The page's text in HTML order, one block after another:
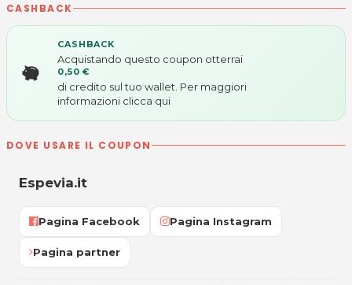
CASHBACK
CASHBACK
Acquistando questo coupon otterrai
0,50 €
di credito sul tuo wallet. Per maggiori
informazioni clicca qui
DOVE USARE IL COUPON
Espevia.it
Pagina Facebook Pagina Instagram
Pagina partner